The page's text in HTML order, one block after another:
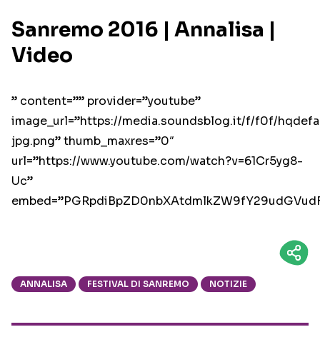
Sanremo 2016 | Annalisa |
Video
” content=”” provider=”youtube”
image_url=”https://media.soundsblog.it/f/f0f/
jpg.png” thumb_maxres=”0″
url=”https://www.youtube.com/watch?v=61Cr5yg8-
Uc”
ANNALISA FESTIVAL DI SANREMO NOTIZIE